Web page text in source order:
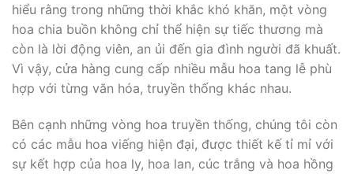
hiểu rằng trong những thời khắc khó khăn, một vòng
hoa chia buồn không chỉ thể hiện sự tiếc thương mà
còn là lời động viên, an ủi đến gia đình người đã khuất.
Vì vậy, cửa hàng cung cấp nhiều mẫu hoa tang lễ phù
hợp với từng văn hóa, truyền thống khác nhau.
Bên cạnh những vòng hoa truyền thống, chúng tôi còn
có các mẫu hoa viếng hiện đại, được thiết kế tỉ mỉ với
sự kết hợp của hoa ly, hoa lan, cúc trắng và hoa hồng